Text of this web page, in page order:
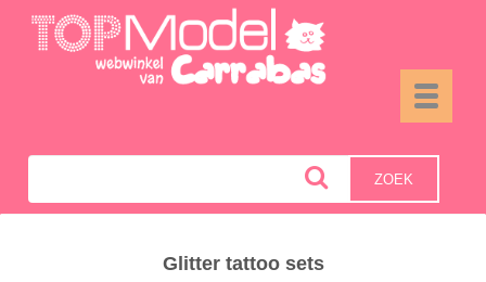
Toggle
ZOEK
Glitter tattoo sets